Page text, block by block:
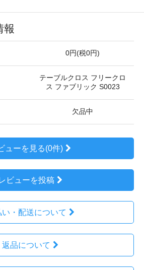
報
0円(税0円)
テーブルクロス フリークロ
ス ファブリック S0023
欠品中
ューを見る(0件)
ビューを投稿
い・配送について
返品について